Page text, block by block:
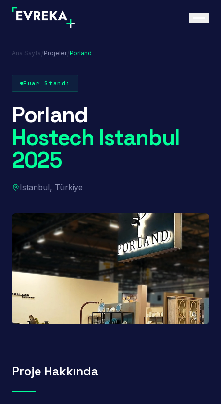
Ana Sayfa Projeler/ Porland
Fuar Standı
Porland
Hostech Istanbul
2025
Istanbul, Türkiye
Proje Hakkında